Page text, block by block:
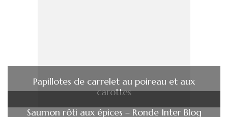
Papillotes de carrelet au poireau et aux
carottes
Saumon rôti aux épices – Ronde Inter Blog